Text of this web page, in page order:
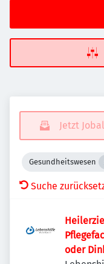
Jetzt
Gesundheitswesen
Suche
oder